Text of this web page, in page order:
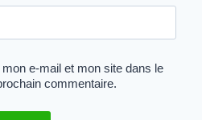
e-mail et mon site dans le
commentaire.